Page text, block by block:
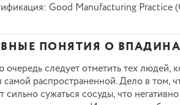
Good Manufacturing Practice
ПОНЯТИЯ О
очередь следует отметить тех людей,
самой распространенной. Дело в том,
сильно сужаться сосуды, что